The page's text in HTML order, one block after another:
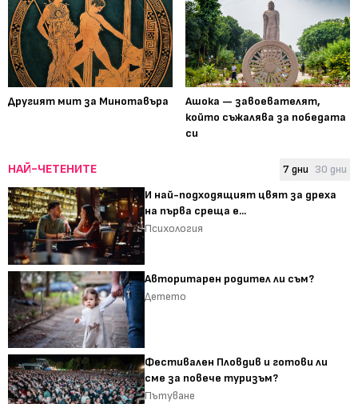
Другият мит за Минотавъра
Ашока — завоевателят,
който съжалява за победата
си
НАЙ-ЧЕТЕНИТЕ 7 дни 30 дни
И най-подходящият цвят за дреха
на първа среща е...
Психология
Авторитарен родител ли съм?
Детето
Фестивален Пловдив и готови ли
сме за повече туризъм?
Пътуване